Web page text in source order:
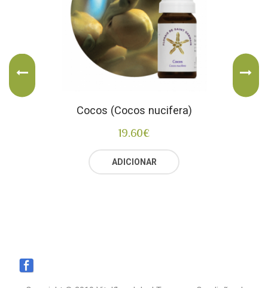
Cocos (Cocos nucifera)
19.60€
ADICIONAR